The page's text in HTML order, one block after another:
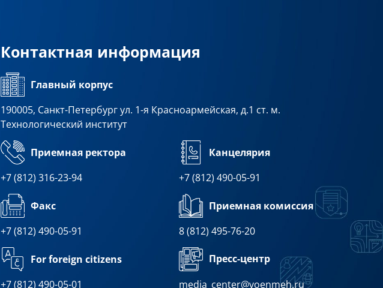
Контактная информация
Главный корпус
190005, Санкт-Петербург ул. 1-я Красноармейская, д.1 ст. м.
Технологический институт
Приемная ректора
+7 (812) 316-23-94
Канцелярия
+7 (812) 490-05-91
Факс
+7 (812) 490-05-91
Приемная комиссия
8 (812) 495-76-20
For foreign citizens
+7 (812) 490-05-01
Пресс-центр
media_center@voenmeh.ru